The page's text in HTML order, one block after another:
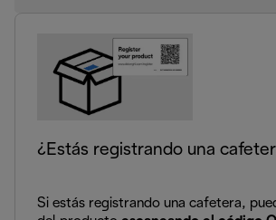
¿Estás registrando una
Si estás registrando una cafetera,